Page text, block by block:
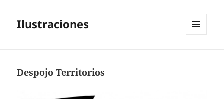
Ilustraciones
Despojo Territorios